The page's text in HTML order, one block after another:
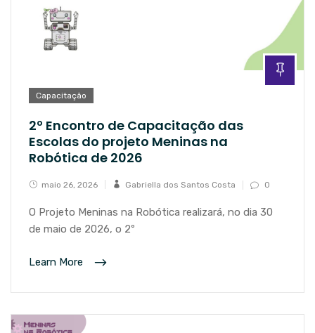
Capacitação
2º Encontro de Capacitação das
Escolas do projeto Meninas na
Robótica de 2026
maio 26, 2026 Gabriella dos Santos Costa 0
O Projeto Meninas na Robótica realizará, no dia 30
de maio de 2026, o 2º
Learn More